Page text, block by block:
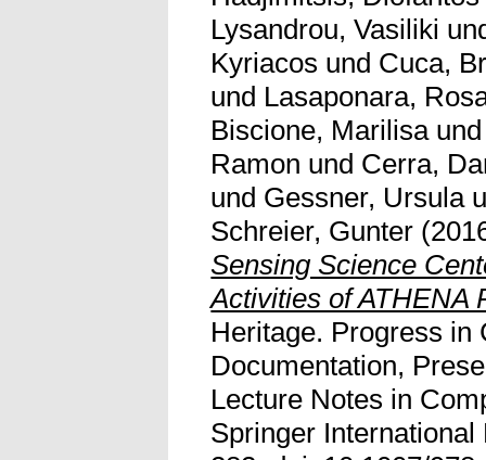
Lysandrou, Vasiliki
Kyriacos und Cuca,
und Lasaponara,
Biscione, Marilisa
Ramon und Cerra,
und Gessner, Ursula
Schreier, Gunter
Sensing Science
Activities of ATHENA
Heritage. Progress in
Documentation,
Lecture Notes in
Springer